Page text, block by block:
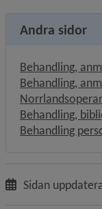
Andra sidor
Behandling,
Behandling,
Behandling,
Behandling
Sidan